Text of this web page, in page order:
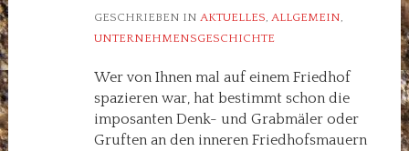
GESCHRIEBEN IN AKTUELLES, ALLGEMEIN,
UNTERNEHMENSGESCHICHTE
Wer von Ihnen mal auf einem Friedhof
spazieren war, hat bestimmt schon die
imposanten Denk- und Grabmäler oder
Gruften an den inneren Friedhofsmauern